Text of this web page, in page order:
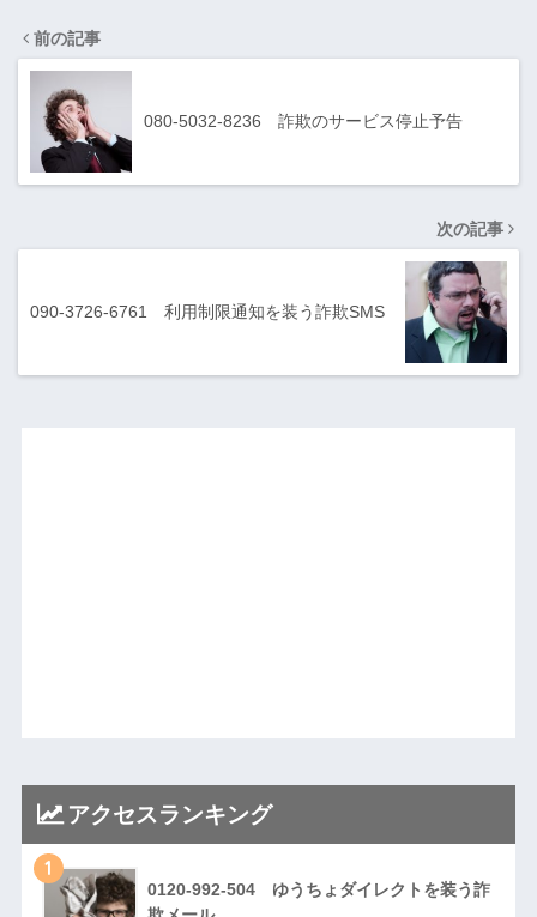
前の記事
080-5032-8236 詐欺のサービス停止予告
次の記事
090-3726-6761 利用制限通知を装う詐欺SMS
アクセスランキング
1
0120-992-504 ゆうちょダイレクトを装う詐